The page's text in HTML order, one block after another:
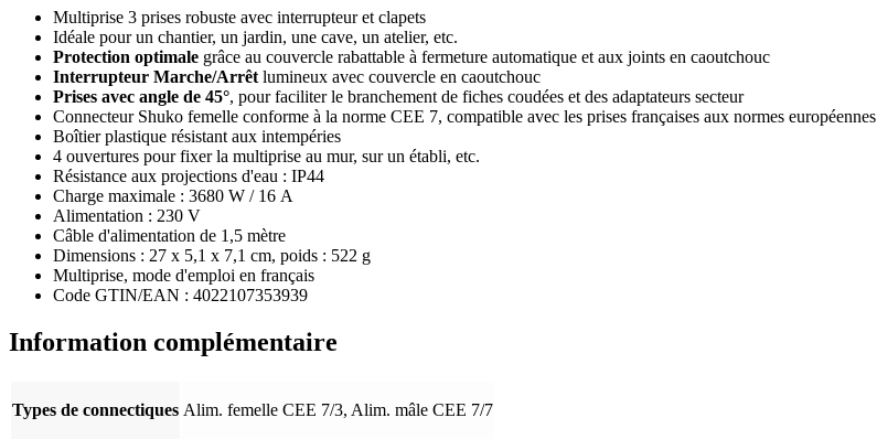
Multiprise 3 prises robuste avec interrupteur et clapets
Idéale pour un chantier, un jardin, une cave, un atelier, etc.
Protection optimale grâce au couvercle rabattable à fermeture automatique et aux joints en caoutchouc
Interrupteur Marche/Arrêt lumineux avec couvercle en caoutchouc
Prises avec angle de 45°, pour faciliter le branchement de fiches coudées et des adaptateurs secteur
Connecteur Shuko femelle conforme à la norme CEE 7, compatible avec les prises françaises aux normes européennes
Boîtier plastique résistant aux intempéries
4 ouvertures pour fixer la multiprise au mur, sur un établi, etc.
Résistance aux projections d'eau : IP44
Charge maximale : 3680 W / 16 A
Alimentation : 230 V
Câble d'alimentation de 1,5 mètre
Dimensions : 27 x 5,1 x 7,1 cm, poids : 522 g
Multiprise, mode d'emploi en français
Code GTIN/EAN : 4022107353939
Information complémentaire
Types de connectiques Alim. femelle CEE 7/3, Alim. mâle CEE 7/7